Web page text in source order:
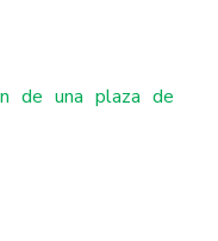
de una plaza de